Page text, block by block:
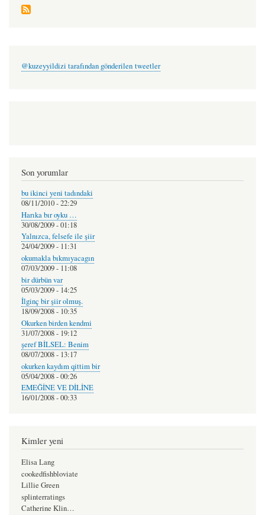
@kuzeyyildizi tarafından gönderilen tweetler
Son yorumlar
bu ikinci yeni tadındaki
08/11/2010 - 22:29
Harıka bır oyku …
30/08/2009 - 01:18
Yalnızca, felsefe ile şiir
24/04/2009 - 11:31
okumakla bıkmıyacagın
07/03/2009 - 11:08
bir dürbün var
05/03/2009 - 14:25
İlginç bir şiir olmuş.
18/09/2008 - 10:35
Okurken birden kendmi
31/07/2008 - 19:12
şeref BİLSEL: Benim
08/07/2008 - 13:17
okurken kaydım qittim bir
05/04/2008 - 00:26
EMEĞİNE VE DİLİNE
16/01/2008 - 00:33
Kimler yeni
Elisa Lang
cookedfishbloviate
Lillie Green
splinterratings
Catherine Klin…